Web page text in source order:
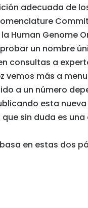
adecuada de
Human Genome
un nombre
consultas a
vemos más a
a un número
esta
sin duda es
en estas dos